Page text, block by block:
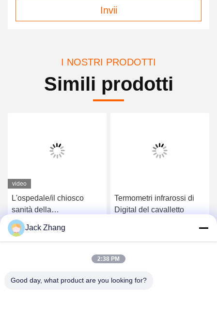
Invii
I NOSTRI PRODOTTI
Simili prodotti
video
L'ospedale/il chiosco
sanità della
farmacia/chiosco di
assistenza medica si
conformano Europa MDD
e U.S.A. FDCA standard,
LKS
Ottenga il migliore prezzo
Termometri infrarossi di
Digital del cavalletto
Jack Zhang
2:38 PM
Good day, what product are you looking for?